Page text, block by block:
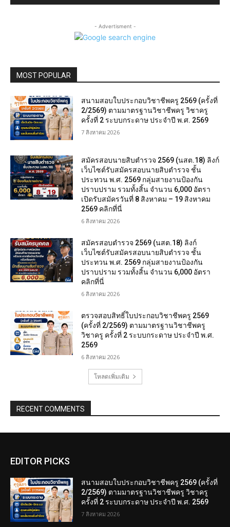
- Advertisment -
MOST POPULAR
สนามสอบใบประกอบวิชาชีพครู 2569 (ครั้งที่
2/2569) ตามมาตรฐานวิชาชีพครู วิชาครู
ครั้งที่ 2 ระบบกระดาษ ประจำปี พ.ศ. 2569
7 สิงหาคม 2026
สมัครสอบนายสิบตำรวจ 2569 (นสต.18) ลิงก์
เว็บไซต์รับสมัครสอบนายสิบตำรวจ ชั้น
ประทวน พ.ศ. 2569 กลุ่มสายงานป้องกัน
ปราบปราม รวมทั้งสิ้น จำนวน 6,000 อัตรา
เปิดรับสมัครวันที่ 8 สิงหาคม – 19 สิงหาคม
2569 คลิกที่นี่
6 สิงหาคม 2026
สมัครสอบตํารวจ 2569 (นสต.18) ลิงก์
เว็บไซต์รับสมัครสอบนายสิบตำรวจ ชั้น
ประทวน พ.ศ. 2569 กลุ่มสายงานป้องกัน
ปราบปราม รวมทั้งสิ้น จำนวน 6,000 อัตรา
คลิกที่นี่
6 สิงหาคม 2026
ตรวจสอบสิทธิ์ใบประกอบวิชาชีพครู 2569
(ครั้งที่ 2/2569) ตามมาตรฐานวิชาชีพครู
วิชาครู ครั้งที่ 2 ระบบกระดาษ ประจำปี พ.ศ.
2569
6 สิงหาคม 2026
โหลดเพิ่มเติม
RECENT COMMENTS
EDITOR PICKS
สนามสอบใบประกอบวิชาชีพครู 2569 (ครั้งที่
2/2569) ตามมาตรฐานวิชาชีพครู วิชาครู
ครั้งที่ 2 ระบบกระดาษ ประจำปี พ.ศ. 2569
7 สิงหาคม 2026